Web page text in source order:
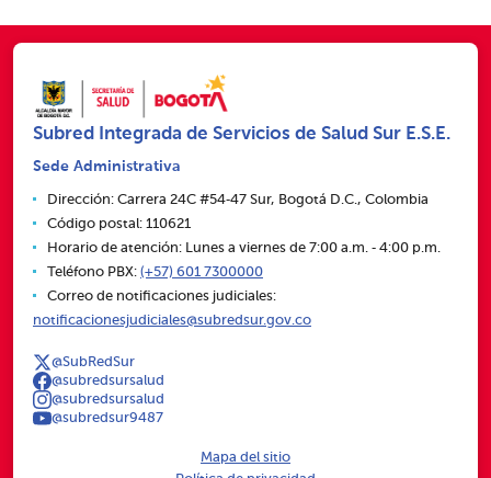
Subred Integrada de Servicios de Salud Sur E.S.E.
Sede Administrativa
Dirección: Carrera 24C #54‑47 Sur, Bogotá D.C., Colombia
Código postal: 110621
Horario de atención: Lunes a viernes de 7:00 a.m. ‑ 4:00 p.m.
Teléfono PBX: (+57) 601 7300000
Correo de notificaciones judiciales:
notificacionesjudiciales@subredsur.gov.co
@SubRedSur
@subredsursalud
@subredsursalud
@subredsur9487
Mapa del sitio